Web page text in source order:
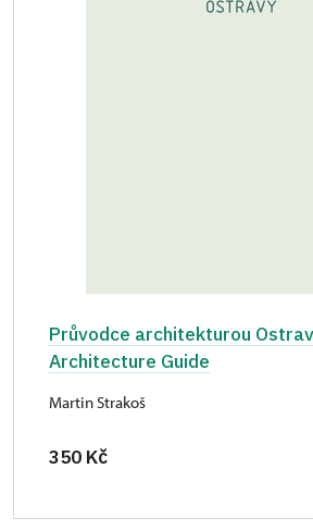
Průvodce architekturou
Architecture Guide
Martin Strakoš
350 Kč